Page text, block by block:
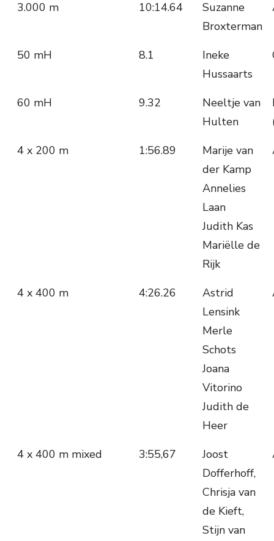
3.000 m 10:14.64
Suzanne
Broxterman
50 mH 8.1
Ineke
Hussaarts
60 mH 9.32
Neeltje van
Hulten
4 x 200 m
1:56.89
Marije van
der Kamp
Annelies
Laan
Judith Kas
Mariëlle de
Rijk
4 x 400 m 4:26.26
Astrid
Lensink
Merle
Schots
Joana
Vitorino
Judith de
Heer
4 x 400 m mixed 3:55,67
Joost
Dofferhoff,
Chrisja van
de Kieft,
Stijn van